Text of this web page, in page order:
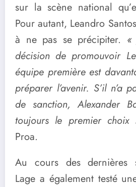
sur la scène national
Pour autant, Leandro
à ne pas se précipiter. «
décision de promouvoir
équipe première est
préparer l’avenir. S’il n’a
de sanction, Alexander
toujours le premier choix
Proa.
Au cours des dernières
Lage a également testé